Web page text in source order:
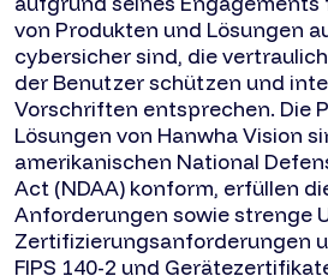
von Produkten und Lösungen
cybersicher sind, die
der Benutzer schützen und
Vorschriften entsprechen. Die
Lösungen von Hanwha Vision
amerikanischen National
Act (NDAA) konform, erfüllen
Anforderungen sowie strenge
Zertifizierungsanforderungen
FIPS 140-2 und